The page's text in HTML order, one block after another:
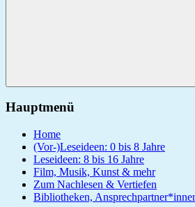
Suchen
Hauptmenü
Home
(Vor-)Leseideen: 0 bis 8 Jahre
Leseideen: 8 bis 16 Jahre
Film, Musik, Kunst & mehr
Zum Nachlesen & Vertiefen
Bibliotheken,